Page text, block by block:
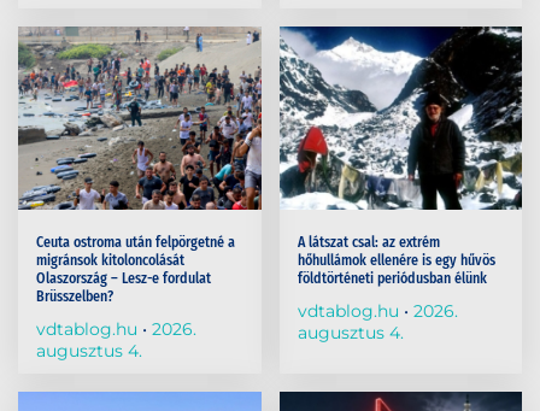
Ceuta ostroma után felpörgetné a
migránsok kitoloncolását
Olaszország – Lesz-e fordulat
Brüsszelben?
vdtablog.hu
2026.
augusztus 4.
A látszat csal: az extrém
hőhullámok ellenére is egy hűvös
földtörténeti periódusban élünk
vdtablog.hu
2026.
augusztus 4.